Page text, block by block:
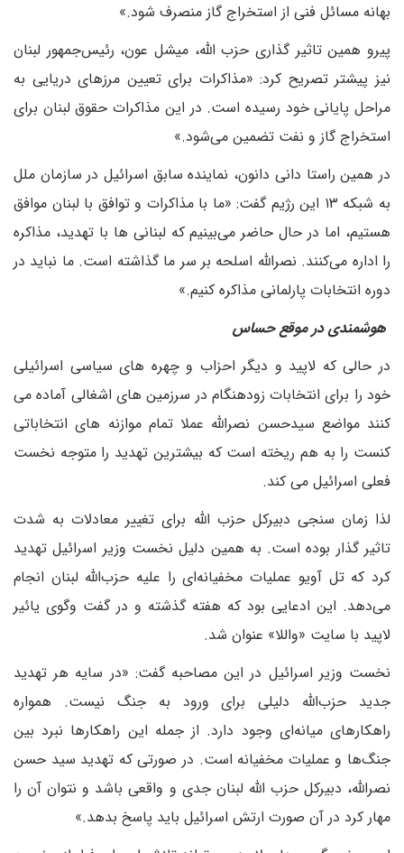
بهانه‌ مسائل فنی از استخراج گاز منصرف شود.»
پیرو همین تاثیر گذاری حزب الله، میشل عون، رئیس‌جمهور لبنان
نیز پیشتر تصریح کرد: «مذاکرات برای تعیین مرزهای دریایی به
مراحل پایانی خود رسیده است. در این مذاکرات حقوق لبنان برای
استخراج گاز و نفت تضمین می‌شود.»
در همین راستا دانی دانون، نماینده سابق اسرائیل در سازمان ملل
به شبکه ۱۳ این رژیم گفت: «ما با مذاکرات و توافق با لبنان موافق
هستیم، اما در حال حاضر می‌بینیم که لبنانی ها با تهدید، مذاکره
را اداره می‌کنند. نصرالله اسلحه بر سر ما گذاشته است. ما نباید در
دوره انتخابات پارلمانی مذاکره کنیم.»
هوشمندی در موقع حساس
در حالی که لاپید و دیگر احزاب و چهره های سیاسی اسرائیلی
خود را برای انتخابات زودهنگام در سرزمین های اشغالی آماده می
کنند مواضع سیدحسن نصرالله عملا تمام موازنه های انتخاباتی
کنست را به هم ریخته است که بیشترین تهدید را متوجه نخست
فعلی اسرائیل می کند.
لذا زمان سنجی دبیرکل حزب الله برای تغییر معادلات به شدت
تاثیر گذار بوده است. به همین دلیل نخست وزیر اسرائیل تهدید
کرد که تل آویو عملیات مخفیانه‌ای را علیه حزب‌الله لبنان انجام
می‌دهد. این ادعایی بود که هفته گذشته و در گفت وگوی یائیر
لاپید با سایت «واللا» عنوان شد.
نخست وزیر اسرائیل در این مصاحبه گفت: «در سایه هر تهدید
جدید حزب‌الله دلیلی برای ورود به جنگ نیست. همواره
راهکارهای میانه‌ای وجود دارد. از جمله این راهکارها نبرد بین
جنگ‌ها و عملیات مخفیانه است. در صورتی که تهدید سید حسن
نصرالله، دبیرکل حزب الله لبنان جدی و واقعی باشد و نتوان آن را
مهار کرد در آن صورت ارتش اسرائیل باید پاسخ بدهد.»